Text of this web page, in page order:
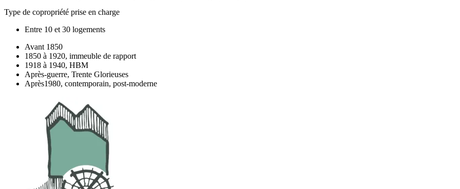
Type de copropriété prise en charge
Entre 10 et 30 logements
Avant 1850
1850 à 1920, immeuble de rapport
1918 à 1940, HBM
Après-guerre, Trente Glorieuses
Après1980, contemporain, post-moderne